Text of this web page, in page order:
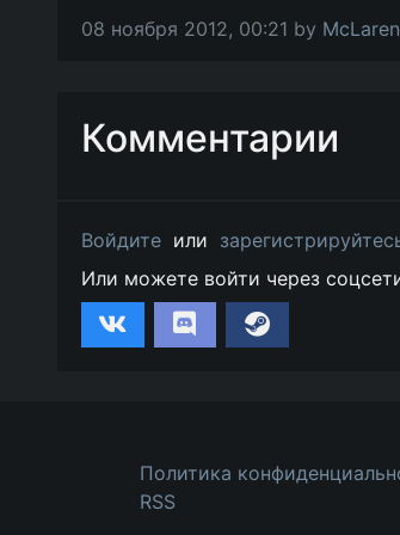
08 ноября 2012, 00:21 by
Комментарии
Войдите или
Или можете войти через
Политика
RSS